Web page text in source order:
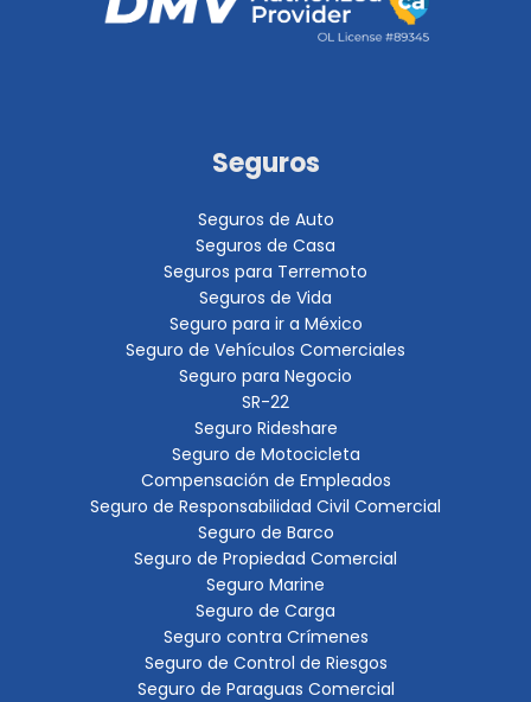
Seguros
Seguros de Auto
Seguros de Casa
Seguros para Terremoto
Seguros de Vida
Seguro para ir a México
Seguro de Vehículos Comerciales
Seguro para Negocio
SR-22
Seguro Rideshare
Seguro de Motocicleta
Compensación de Empleados
Seguro de Responsabilidad Civil Comercial
Seguro de Barco
Seguro de Propiedad Comercial
Seguro Marine
Seguro de Carga
Seguro contra Crímenes
Seguro de Control de Riesgos
Seguro de Paraguas Comercial